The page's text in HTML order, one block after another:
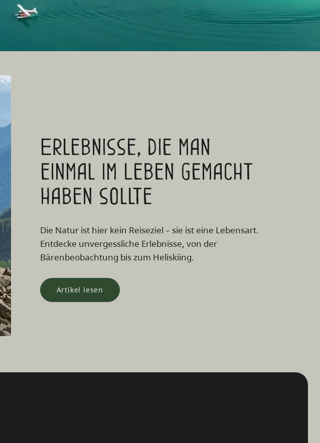
Erlebnisse, die man
einmal im Leben gemacht
haben sollte
Die Natur ist hier kein Reiseziel – sie ist eine Lebensart.
Entdecke unvergessliche Erlebnisse, von der
Bärenbeobachtung bis zum Heliskiing.
Artikel lesen